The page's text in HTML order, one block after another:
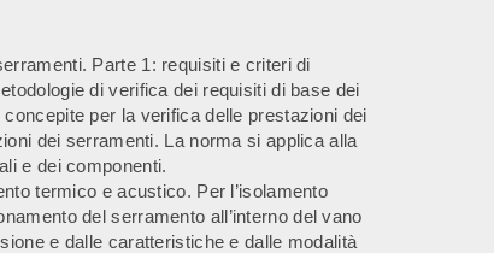
Parte 1: requisiti e criteri di
di verifica dei requisiti di base dei
per la verifica delle prestazioni dei
dei serramenti. La norma si applica alla
e dei componenti.
termico e acustico. Per l’isolamento
del serramento all’interno del vano
e dalle caratteristiche e dalle modalità